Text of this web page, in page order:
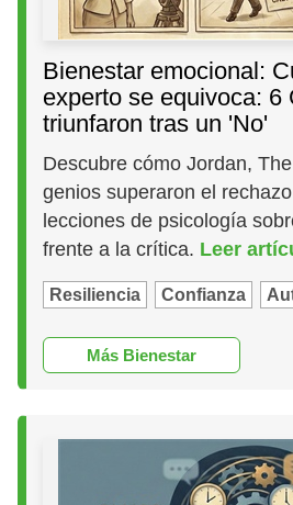
Bienestar emocional:
experto se equivoca: 6
triunfaron tras un 'No'
Descubre cómo Jordan,
genios superaron el
lecciones de psicología
frente a la crítica. Leer
Resiliencia Confianza
Más Bienestar